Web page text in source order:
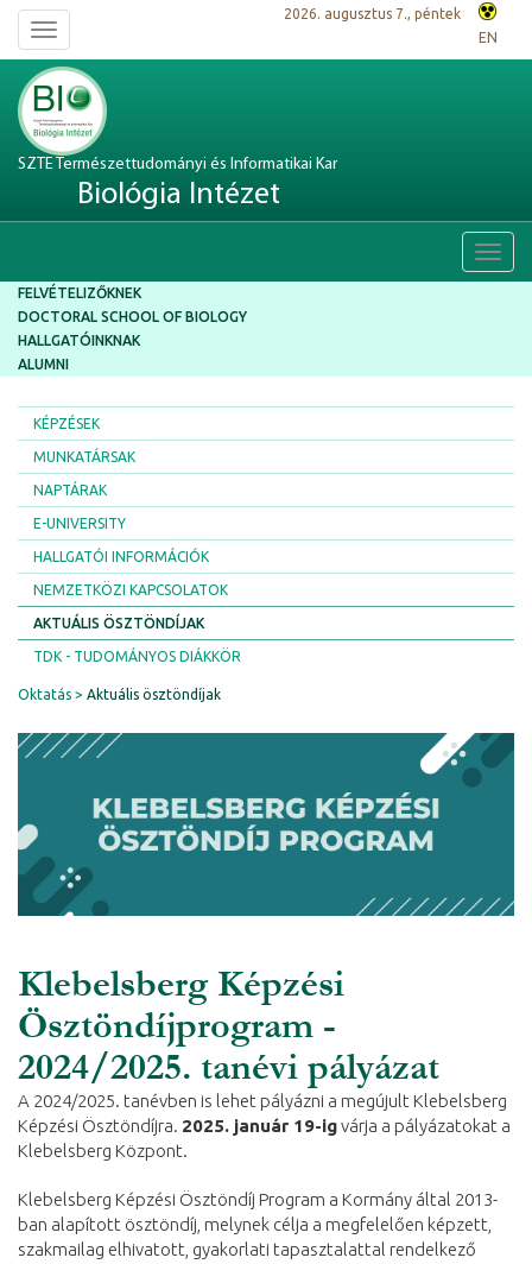
Toggle
navigation
2026. augusztus 7., péntek
EN
SZTE Természettudományi és Informatikai Kar
Biológia Intézet
FELVÉTELIZŐKNEK
DOCTORAL SCHOOL OF BIOLOGY
HALLGATÓINKNAK
ALUMNI
KÉPZÉSEK
MUNKATÁRSAK
NAPTÁRAK
E-UNIVERSITY
HALLGATÓI INFORMÁCIÓK
NEMZETKÖZI KAPCSOLATOK
AKTUÁLIS ÖSZTÖNDÍJAK
TDK - TUDOMÁNYOS DIÁKKÖR
Oktatás Aktuális ösztöndíjak
Klebelsberg Képzési
Ösztöndíjprogram -
2024/2025. tanévi pályázat
A 2024/2025. tanévben is lehet pályázni a megújult Klebelsberg
Képzési Ösztöndíjra. 2025. január 19-igvárja a pályázatokat a
Klebelsberg Központ.
Klebelsberg Képzési Ösztöndíj Program a Kormány által 2013-
ban alapított ösztöndíj, melynek célja a megfelelően képzett,
szakmailag elhivatott, gyakorlati tapasztalattal rendelkező